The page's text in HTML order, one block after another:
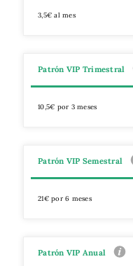
3,5€ al mes
Patrón VIP Trimestral
10,5€ por 3 meses
Patrón VIP Semestral
21€ por 6 meses
Patrón VIP Anual